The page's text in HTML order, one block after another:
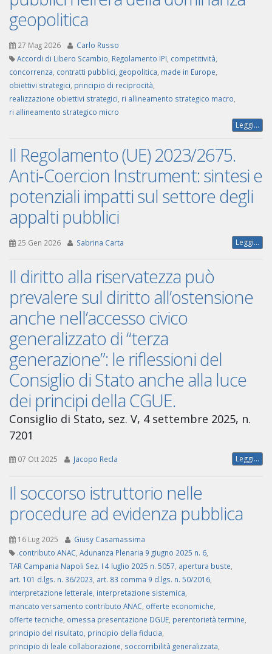
geopolitica
27 Mag 2026
Carlo Russo
Accordi di Libero Scambio Regolamento IPI competitività
concorrenza contratti pubblici geopolitica made in Europe
obiettivi strategici principio di reciprocità
realizzazione obiettivi strategici ri allineamento strategico macro
ri allineamento strategico micro
Leggi...
Il Regolamento (UE) 2023/2675.
Anti‑Coercion Instrument: sintesi e
potenziali impatti sul settore degli
appalti pubblici
25 Gen 2026 Sabrina Carta Leggi...
Il diritto alla riservatezza può
prevalere sul diritto all’ostensione
anche nell’accesso civico
generalizzato di “terza
generazione”: le riflessioni del
Consiglio di Stato anche alla luce
dei principi della CGUE.
Consiglio di Stato, sez. V, 4 settembre 2025, n.
7201
07 Ott 2025 Jacopo Recla Leggi...
Il soccorso istruttorio nelle
procedure ad evidenza pubblica
16 Lug 2025
Giusy Casamassima
.contributo ANAC Adunanza Plenaria 9 giugno 2025 n. 6
TAR Campania Napoli Sez. I 4 luglio 2025 n. 5057 apertura buste
art. 101 d.lgs. n. 36/2023 art. 83 comma 9 d.lgs. n. 50/2016
interpretazione letterale interpretazione sistemica
mancato versamento contributo ANAC offerte economiche
offerte tecniche omessa presentazione DGUE perentorietà termine
principio del risultato principio della fiducia
principio di leale collaborazione soccorribilità generalizzata